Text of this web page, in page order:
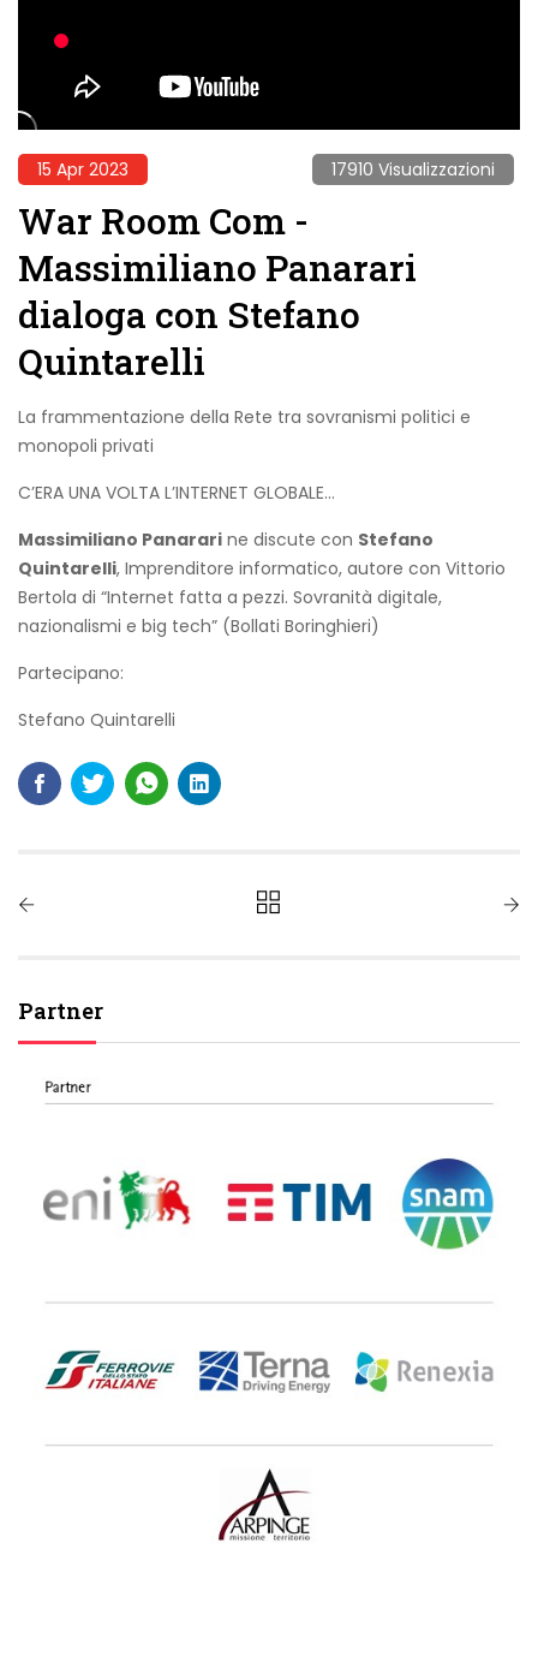
15 Apr 2023 17910 Visualizzazioni
War Room Com -
Massimiliano Panarari
dialoga con Stefano
Quintarelli
La frammentazione della Rete tra sovranismi politici e
monopoli privati
C’ERA UNA VOLTA L’INTERNET GLOBALE...
Massimiliano Panarari ne discute con Stefano
Quintarelli, Imprenditore informatico, autore con Vittorio
Bertola di “Internet fatta a pezzi. Sovranità digitale,
nazionalismi e big tech” (Bollati Boringhieri)
Partecipano:
Stefano Quintarelli
Partner